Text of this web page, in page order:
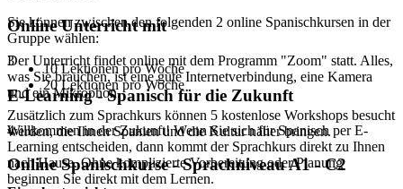
Sie können zwischen den folgenden 2 online Spanischkursen in der
Gruppe wählen:
10 Lektionen pro Woche
20 Lektionen pro Woche
Zusätzlich zum Sprachkurs können 5 kostenlose Workshops besucht
werden, die Ihnen Spanien und die Kultur näher bringen.
Online Unterricht mit
Der Unterricht findet online mit dem Programm "Zoom" statt. Alles,
was Sie brauchen, ist eine gute Internetverbindung, eine Kamera
und ein Mikrophon.
3
E-Learning - Spanisch für die Zukunft
Willkommen in der Zukunft! Wenn Sie sich für Spanisch per E-
Learning entscheiden, dann kommt der Sprachkurs direkt zu Ihnen
nach Hause. Ohne komplizierte Vorbereitung oder Planung
beginnen Sie direkt mit dem Lernen.
4
Online Spanischkurse - Sprachniveau A1 - C2